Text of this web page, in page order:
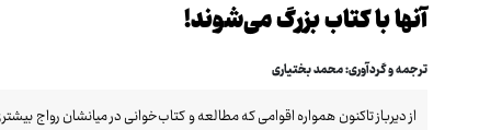
آنها با کتاب بزرگ می‌شوند!
ترجمه و گردآوری: محمد بختیاری
از دیرباز تاکنون همواره اقوامی که مطالعه و کتاب‌خوانی در میانشان رواج